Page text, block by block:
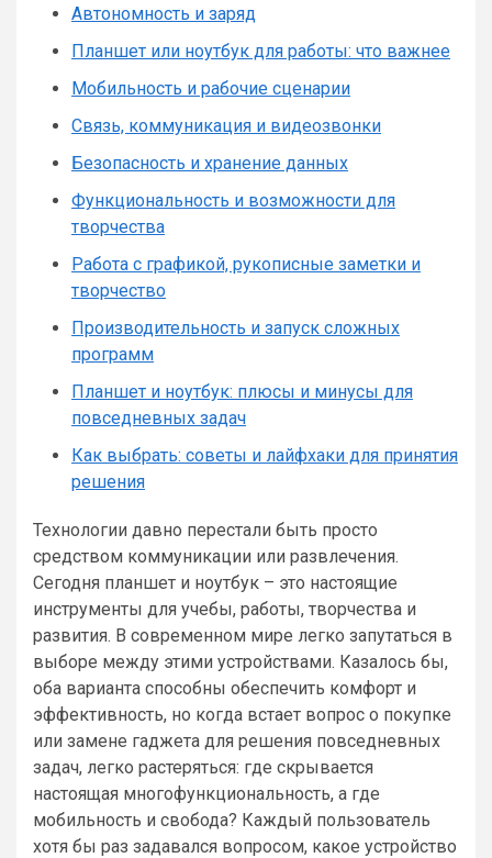
Автономность и заряд
Планшет или ноутбук для работы: что важнее
Мобильность и рабочие сценарии
Связь, коммуникация и видеозвонки
Безопасность и хранение данных
Функциональность и возможности для
творчества
Работа с графикой, рукописные заметки и
творчество
Производительность и запуск сложных
программ
Планшет и ноутбук: плюсы и минусы для
повседневных задач
Как выбрать: советы и лайфхаки для принятия
решения
Технологии давно перестали быть просто
средством коммуникации или развлечения.
Сегодня планшет и ноутбук – это настоящие
инструменты для учебы, работы, творчества и
развития. В современном мире легко запутаться в
выборе между этими устройствами. Казалось бы,
оба варианта способны обеспечить комфорт и
эффективность, но когда встает вопрос о покупке
или замене гаджета для решения повседневных
задач, легко растеряться: где скрывается
настоящая многофункциональность, а где
мобильность и свобода? Каждый пользователь
хотя бы раз задавался вопросом, какое устройство